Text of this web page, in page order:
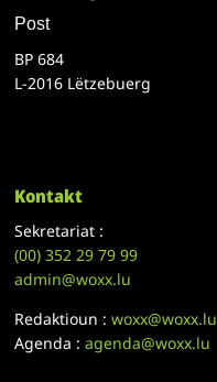
Post
BP 684
L-2016 Lëtzebuerg
Kontakt
Sekretariat :
(00)352 29 79 99
admin@woxx.lu
Redaktioun :woxx@woxx.lu
Agenda :agenda@woxx.lu